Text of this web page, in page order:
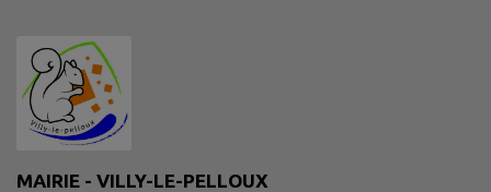
MAIRIE - VILLY-LE-PELLOUX